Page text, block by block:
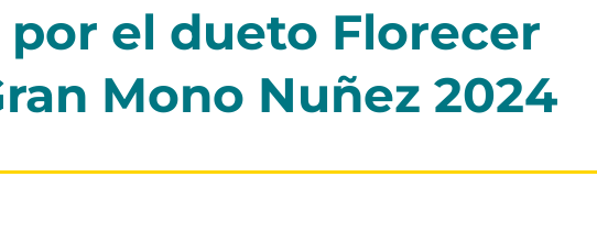
el dueto Florecer
Mono Nuñez 2024